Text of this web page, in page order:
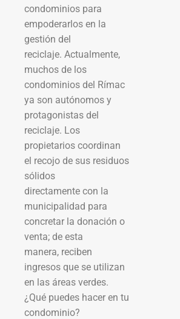
condominios para
empoderarlos en la
gestión del
reciclaje. Actualmente,
muchos de los
condominios del Rímac
ya son autónomos y
protagonistas del
reciclaje. Los
propietarios coordinan
el recojo de sus residuos
sólidos
directamente con la
municipalidad para
concretar la donación o
venta; de esta
manera, reciben
ingresos que se utilizan
en las áreas verdes.
¿Qué puedes hacer en tu
condominio?